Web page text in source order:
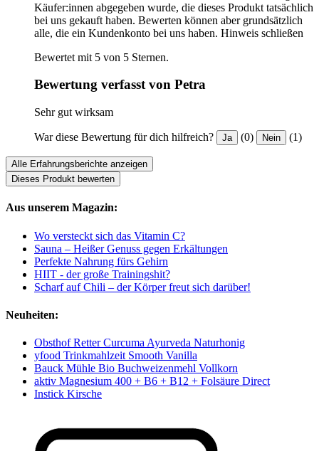
Käufer:innen abgegeben wurde, die dieses Produkt tatsächlich
bei uns gekauft haben. Bewerten können aber grundsätzlich
alle, die ein Kundenkonto bei uns haben. Hinweis schließen
Bewertet mit 5 von 5 Sternen.
Bewertung verfasst von Petra
Sehr gut wirksam
War diese Bewertung für dich hilfreich? Ja (0) Nein (1)
Alle Erfahrungsberichte anzeigen
Dieses Produkt bewerten
Aus unserem Magazin:
Wo versteckt sich das Vitamin C?
Sauna – Heißer Genuss gegen Erkältungen
Perfekte Nahrung fürs Gehirn
HIIT - der große Trainingshit?
Scharf auf Chili – der Körper freut sich darüber!
Neuheiten:
Obsthof Retter Curcuma Ayurveda Naturhonig
yfood Trinkmahlzeit Smooth Vanilla
Bauck Mühle Bio Buchweizenmehl Vollkorn
aktiv Magnesium 400 + B6 + B12 + Folsäure Direct
Instick Kirsche